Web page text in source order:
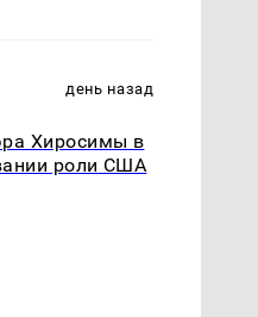
день назад
Хиросимы в
роли США